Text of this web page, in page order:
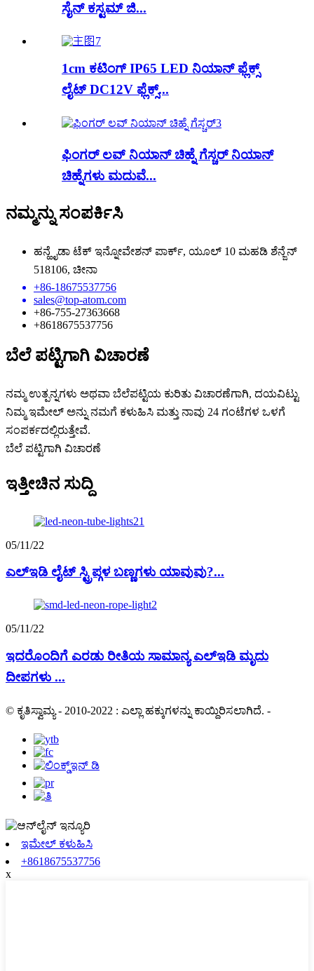
ಸೈನ್ ಕಸ್ಟಮ್ ಜಿ...
1cm ಕಟಿಂಗ್ IP65 LED ನಿಯಾನ್ ಫ್ಲೆಕ್ಸ್
ಲೈಟ್ DC12V ಫ್ಲೆಕ್ಸ್...
ಫಿಂಗರ್ ಲವ್ ನಿಯಾನ್ ಚಿಹ್ನೆ ಗೆಸ್ಚರ್ ನಿಯಾನ್
ಚಿಹ್ನೆಗಳು ಮದುವೆ...
ನಮ್ಮನ್ನು ಸಂಪರ್ಕಿಸಿ
ಹನ್ಹೈಡಾ ಟೆಕ್ ಇನ್ನೋವೇಶನ್ ಪಾರ್ಕ್, ಯೂಲ್ 10 ಮಹಡಿ ಶೆನ್ಜೆನ್
518106, ಚೀನಾ
+86-18675537756
sales@top-atom.com
+86-755-27363668
+8618675537756
ಬೆಲೆ ಪಟ್ಟಿಗಾಗಿ ವಿಚಾರಣೆ
ನಮ್ಮ ಉತ್ಪನ್ನಗಳು ಅಥವಾ ಬೆಲೆಪಟ್ಟಿಯ ಕುರಿತು ವಿಚಾರಣೆಗಾಗಿ, ದಯವಿಟ್ಟು
ನಿಮ್ಮ ಇಮೇಲ್ ಅನ್ನು ನಮಗೆ ಕಳುಹಿಸಿ ಮತ್ತು ನಾವು 24 ಗಂಟೆಗಳ ಒಳಗೆ
ಸಂಪರ್ಕದಲ್ಲಿರುತ್ತೇವೆ.
ಬೆಲೆ ಪಟ್ಟಿಗಾಗಿ ವಿಚಾರಣೆ
ಇತ್ತೀಚಿನ ಸುದ್ದಿ
05/11/22
ಎಲ್ಇಡಿ ಲೈಟ್ ಸ್ಟ್ರಿಪ್ಗಳ ಬಣ್ಣಗಳು ಯಾವುವು?...
05/11/22
ಇದರೊಂದಿಗೆ ಎರಡು ರೀತಿಯ ಸಾಮಾನ್ಯ ಎಲ್ಇಡಿ ಮೃದು
ದೀಪಗಳು ...
© ಕೃತಿಸ್ವಾಮ್ಯ - 2010-2022 : ಎಲ್ಲಾ ಹಕ್ಕುಗಳನ್ನು ಕಾಯ್ದಿರಿಸಲಾಗಿದೆ. -
ಇಮೇಲ್ ಕಳುಹಿಸಿ
+8618675537756
x